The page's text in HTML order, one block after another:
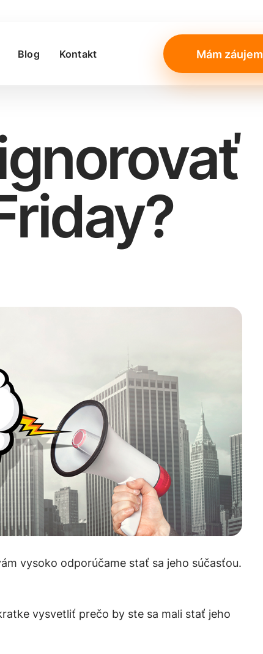
Blog Kontakt Mám záujem
vysoko odporúčame stať sa jeho súčasťou.
vysvetliť prečo by ste sa mali stať jeho